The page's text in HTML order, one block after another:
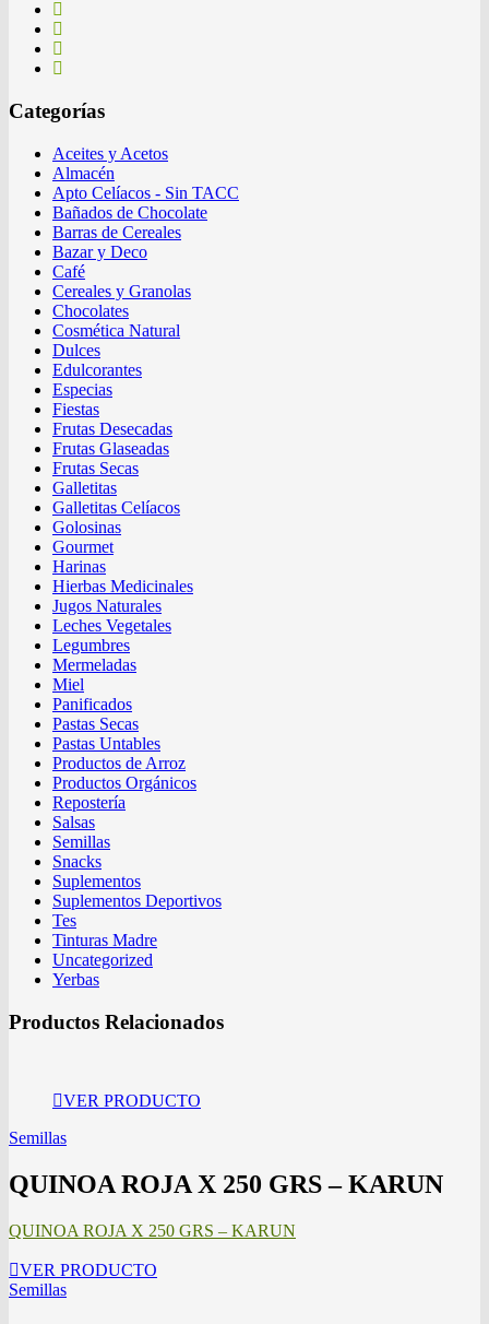
Categorías
Aceites y Acetos
Almacén
Apto Celíacos - Sin TACC
Bañados de Chocolate
Barras de Cereales
Bazar y Deco
Café
Cereales y Granolas
Chocolates
Cosmética Natural
Dulces
Edulcorantes
Especias
Fiestas
Frutas Desecadas
Frutas Glaseadas
Frutas Secas
Galletitas
Galletitas Celíacos
Golosinas
Gourmet
Harinas
Hierbas Medicinales
Jugos Naturales
Leches Vegetales
Legumbres
Mermeladas
Miel
Panificados
Pastas Secas
Pastas Untables
Productos de Arroz
Productos Orgánicos
Repostería
Salsas
Semillas
Snacks
Suplementos
Suplementos Deportivos
Tes
Tinturas Madre
Uncategorized
Yerbas
Productos Relacionados
VER PRODUCTO
Semillas
QUINOA ROJA X 250 GRS – KARUN
QUINOA ROJA X 250 GRS – KARUN
VER PRODUCTO
Semillas